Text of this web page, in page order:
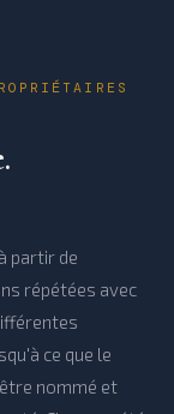
partir de
répétées avec
ce que le
nommé et